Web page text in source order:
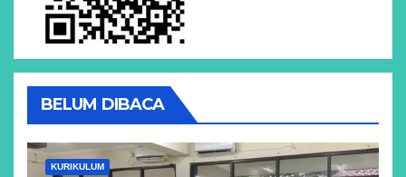
BELUM DIBACA
KURIKULUM